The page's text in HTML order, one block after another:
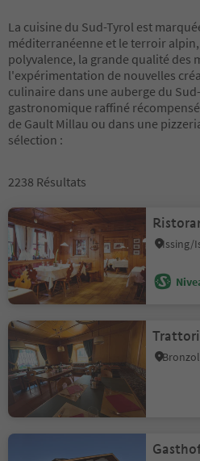
La cuisine du Sud-Tyrol est
méditerranéenne et le terroir
polyvalence, la grande qualité des
l'expérimentation de nouvelles
culinaire dans une auberge du
gastronomique raffiné
de Gault Millau ou dans une
sélection :
2238 Résultats